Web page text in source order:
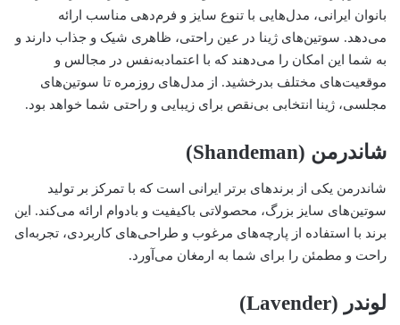
بانوان ایرانی، مدل‌هایی با تنوع سایز و فرم‌دهی مناسب ارائه
می‌دهد. سوتین‌های ژینا در عین راحتی، ظاهری شیک و جذاب دارند و
به شما این امکان را می‌دهند که با اعتمادبه‌نفس در مجالس و
موقعیت‌های مختلف بدرخشید. از مدل‌های روزمره تا سوتین‌های
مجلسی، ژینا انتخابی بی‌نقص برای زیبایی و راحتی شما خواهد بود.
شاندرمن (Shandeman)
شاندرمن یکی از برندهای برتر ایرانی است که با تمرکز بر تولید
سوتین‌های سایز بزرگ، محصولاتی باکیفیت و بادوام ارائه می‌کند. این
برند با استفاده از پارچه‌های مرغوب و طراحی‌های کاربردی، تجربه‌ای
راحت و مطمئن را برای شما به ارمغان می‌آورد.
لوندر (Lavender)